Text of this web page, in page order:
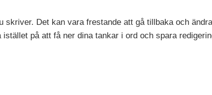
skriver. Det kan vara frestande att gå tillbaka och
på att få ner dina tankar i ord och spara